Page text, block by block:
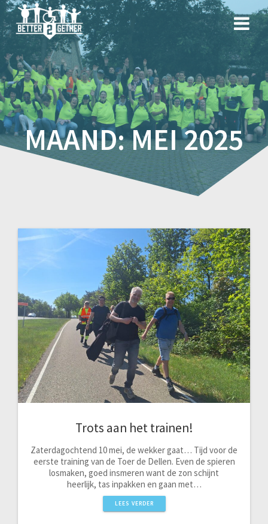
Spring
naar
inhoud
MAAND:MEI 2025
Trots aan het trainen!
Zaterdagochtend 10 mei, de wekker gaat… Tijd voor de
eerste training van de Toer de Dellen. Even de spieren
losmaken, goed insmeren want de zon schijnt
heerlijk, tas inpakken en gaan met…
LEES VERDER